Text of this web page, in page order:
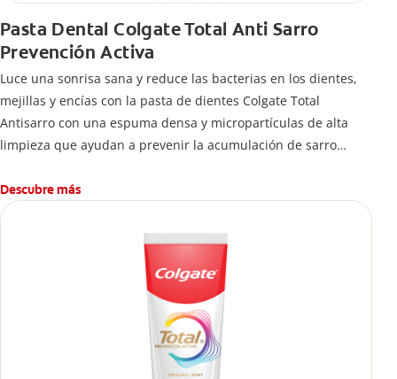
Pasta Dental Colgate Total Anti Sarro
Prevención Activa
Luce una sonrisa sana y reduce las bacterias en los dientes,
mejillas y encías con la pasta de dientes Colgate Total
Antisarro con una espuma densa y micropartículas de alta
limpieza que ayudan a prevenir la acumulación de sarro
Descubre más